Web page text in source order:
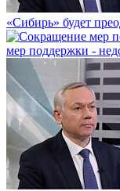
«Сибирь» будет
мер поддержки -